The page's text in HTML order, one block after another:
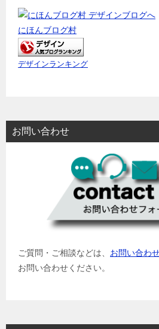
にほんブログ村
デザインランキング
お問い合わせ
ご質問・ご相談などは、 お問い合わ
お問い合わせください。